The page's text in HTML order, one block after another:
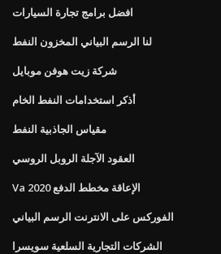
افضل برامج تجارة السيارات
لنا الرسم البياني المخزون النفط
شركة زيت هوفن موبايل
أذكر استخدامات النفط الخام
مقياس الجاذبية النفط
العقود الآجلة الروبل الروسي
Va الإعاقة مخطط الدفع 2020
الفوركس على الانترنت الرسم البياني
الشركات التجارية السلعية سويسرا